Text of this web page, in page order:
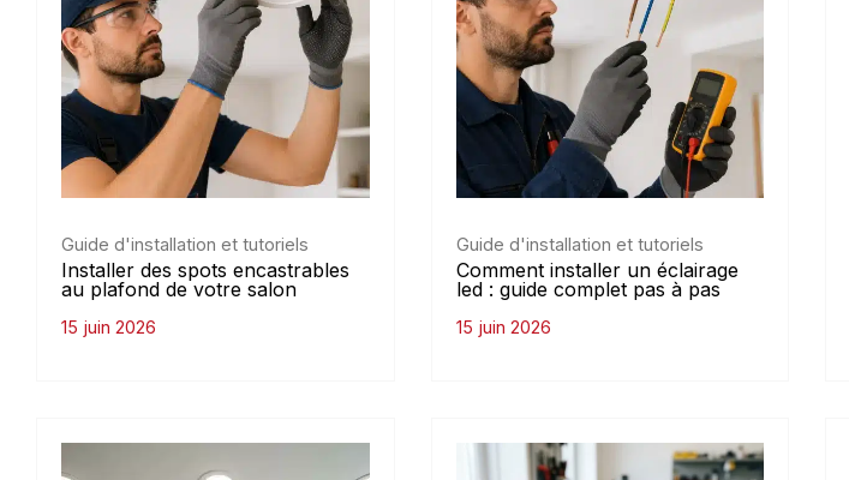
Guide d'installation et tutoriels
Installer des spots encastrables
au plafond de votre salon
15 juin 2026
Guide d'installation et tutoriels
Comment installer un éclairage
led : guide complet pas à pas
15 juin 2026